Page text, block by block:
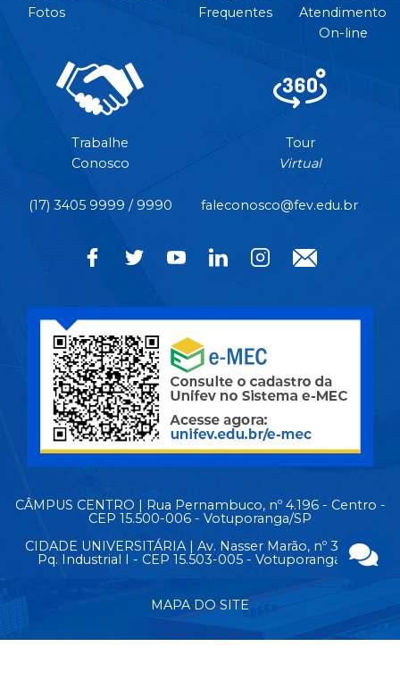
Fotos
Frequentes
Atendimento
On-line
Trabalhe
Conosco
Tour
Virtual
(17) 3405 9999 / 9990 faleconosco@fev.edu.br
CÂMPUS CENTRO | Rua Pernambuco, nº 4.196 - Centro -
CEP 15.500-006 - Votuporanga/SP
CIDADE UNIVERSITÁRIA | Av. Nasser Marão, nº 3.069 -
Pq. Industrial I - CEP 15.503-005 - Votuporanga/SP
MAPA DO SITE